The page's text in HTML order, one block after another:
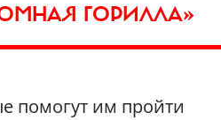
ГОРИЛЛА»
помогут им пройти